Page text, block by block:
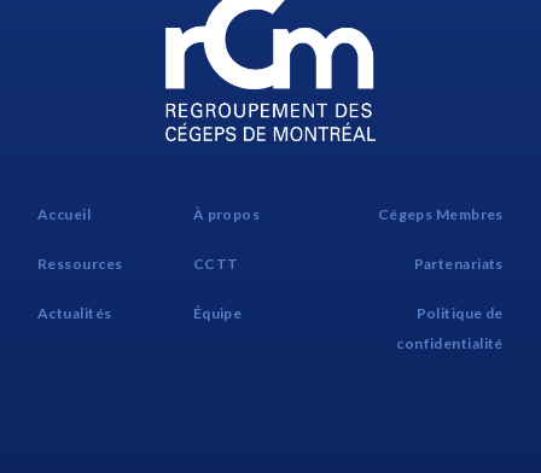
Accueil À propos Cégeps Membres
Ressources CCTT Partenariats
Actualités Équipe
Politique de
confidentialité